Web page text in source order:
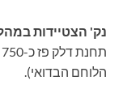
נק' הצטיידות
הלוחם הבדואי).